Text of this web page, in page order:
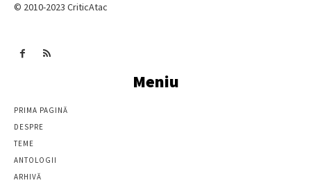
© 2010-2023 CriticAtac
Meniu
PRIMA PAGINĂ
DESPRE
TEME
ANTOLOGII
ARHIVĂ